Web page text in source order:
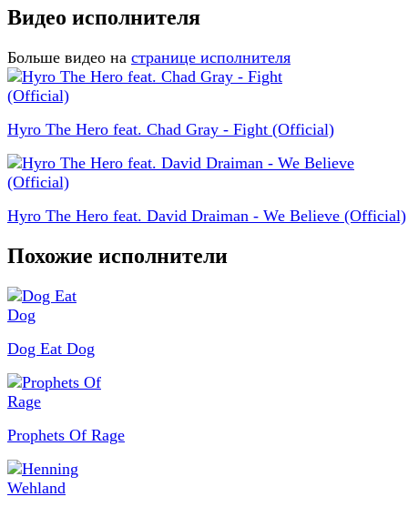
Видео исполнителя
Больше видео на странице исполнителя
Hyro The Hero feat. Chad Gray - Fight (Official)
Hyro The Hero feat. David Draiman - We Believe (Official)
Похожие исполнители
Dog Eat Dog
Prophets Of Rage